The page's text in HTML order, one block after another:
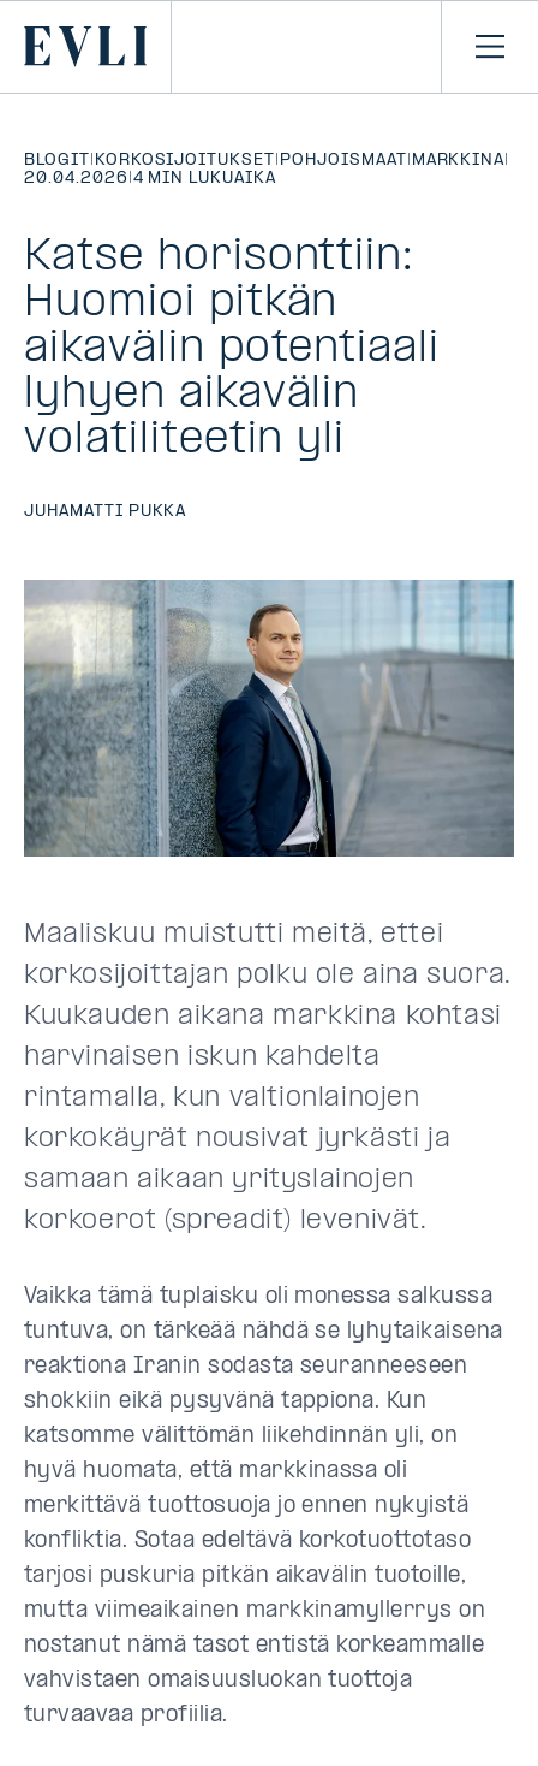
Primary
Avaa
BLOGIT | KORKOSIJOITUKSET | POHJOISMAAT | MARKKINA|
20.04.2026 |4 MIN LUKUAIKA
Katse horisonttiin:
Huomioi pitkän
aikavälin potentiaali
lyhyen aikavälin
volatiliteetin yli
JUHAMATTI PUKKA
Maaliskuu muistutti meitä, ettei
korkosijoittajan polku ole aina suora.
Kuukauden aikana markkina kohtasi
harvinaisen iskun kahdelta
rintamalla, kun valtionlainojen
korkokäyrät nousivat jyrkästi ja
samaan aikaan yrityslainojen
korkoerot (spreadit) levenivät.
Vaikka tämä tuplaisku oli monessa salkussa
tuntuva, on tärkeää nähdä se lyhytaikaisena
reaktiona Iranin sodasta seuranneeseen
shokkiin eikä pysyvänä tappiona. Kun
katsomme välittömän liikehdinnän yli, on
hyvä huomata, että markkinassa oli
merkittävä tuottosuoja jo ennen nykyistä
konfliktia. Sotaa edeltävä korkotuottotaso
tarjosi puskuria pitkän aikavälin tuotoille,
mutta viimeaikainen markkinamyllerrys on
nostanut nämä tasot entistä korkeammalle
vahvistaen omaisuusluokan tuottoja
turvaavaa profiilia.